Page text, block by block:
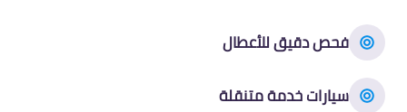
فحص دقيق للأعطال
سيارات خدمة متنقلة